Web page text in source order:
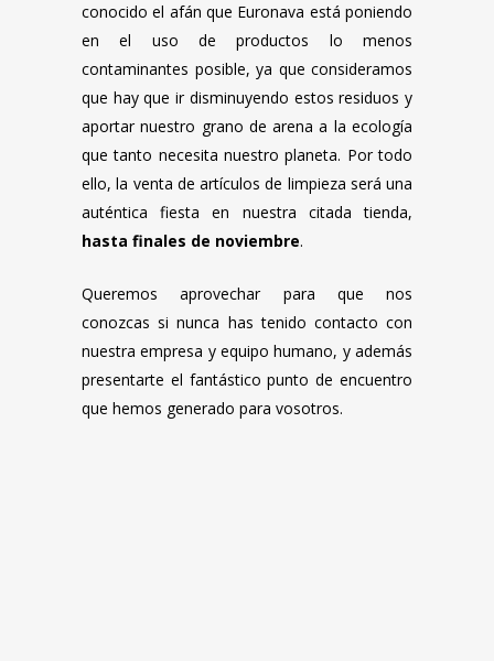
conocido el afán que Euronava está poniendo
en el uso de productos lo menos
contaminantes posible, ya que consideramos
que hay que ir disminuyendo estos residuos y
aportar nuestro grano de arena a la ecología
que tanto necesita nuestro planeta. Por todo
ello, la venta de artículos de limpieza será una
auténtica fiesta en nuestra citada tienda,
hasta finales de noviembre.
Queremos aprovechar para que nos
conozcas si nunca has tenido contacto con
nuestra empresa y equipo humano, y además
presentarte el fantástico punto de encuentro
que hemos generado para vosotros.